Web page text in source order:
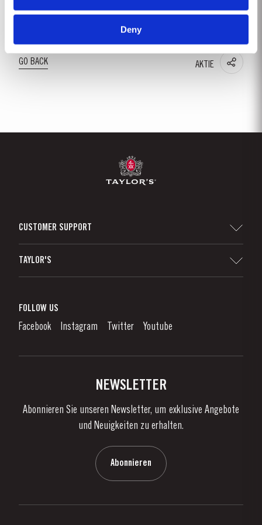
Deny
kostbaren Charakter des Weines.
GO BACK AKTIE
CUSTOMER SUPPORT
Denunciation Platform
Links
TAYLOR'S
Was Ist Portwein?
Portweingenuss
Nachrichten
FOLLOW US
Facebook Instagram Twitter Youtube
NEWSLETTER
Abonnieren Sie unseren Newsletter, um exklusive Angebote
und Neuigkeiten zu erhalten.
Abonnieren